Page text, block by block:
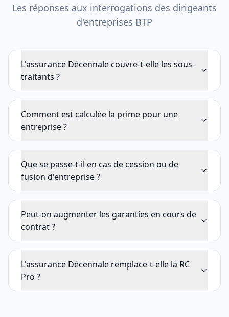
Les réponses aux interrogations des dirigeants
d'entreprises BTP
L'assurance Décennale couvre-t-elle les sous-
traitants ?
Comment est calculée la prime pour une
entreprise ?
Que se passe-t-il en cas de cession ou de
fusion d'entreprise ?
Peut-on augmenter les garanties en cours de
contrat ?
L'assurance Décennale remplace-t-elle la RC
Pro ?